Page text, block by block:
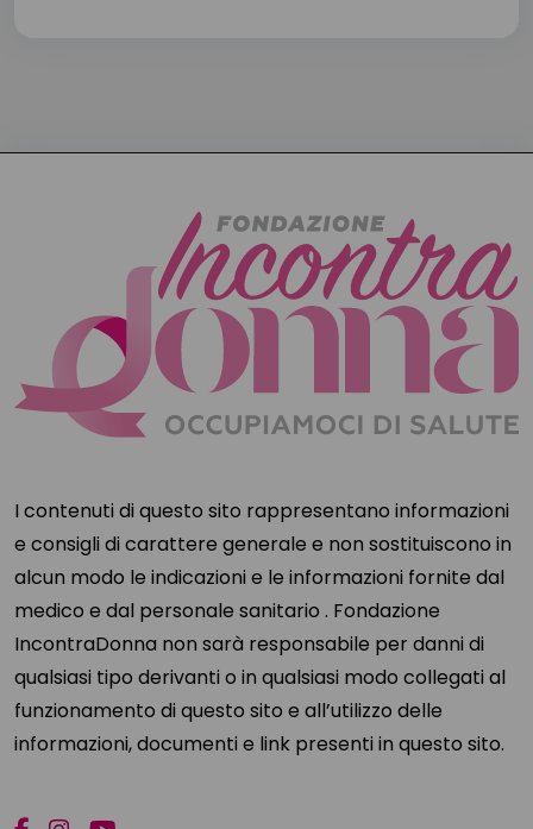
I contenuti di questo sito rappresentano informazioni
e consigli di carattere generale e non sostituiscono in
alcun modo le indicazioni e le informazioni fornite dal
medico e dal personale sanitario . Fondazione
IncontraDonna non sarà responsabile per danni di
qualsiasi tipo derivanti o in qualsiasi modo collegati al
funzionamento di questo sito e all’utilizzo delle
informazioni, documenti e link presenti in questo sito.